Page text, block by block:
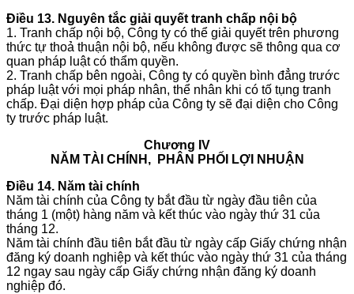
Điều 13. Nguyên tắc giải quyết tranh chấp nội bộ
1. Tranh chấp nội bộ, Công ty có thể giải quyết trên phương
thức tự thoả thuận nội bộ, nếu không được sẽ thông qua cơ
quan pháp luật có thẩm quyền.
2. Tranh chấp bên ngoài, Công ty có quyền bình đẳng trước
pháp luật với mọi pháp nhân, thể nhân khi có tố tụng tranh
chấp. Đại diện hợp pháp của Công ty sẽ đại diện cho Công
ty trước pháp luật.
Chương IV
NĂM TÀI CHÍNH, PHÂN PHỐI LỢI NHUẬN
Điều 14. Năm tài chính
Năm tài chính của Công ty bắt đầu từ ngày đầu tiên của
tháng 1 (một) hàng năm và kết thúc vào ngày thứ 31 của
tháng 12.
Năm tài chính đầu tiên bắt đầu từ ngày cấp Giấy chứng nhận
đăng ký doanh nghiệp và kết thúc vào ngày thứ 31 của tháng
12 ngay sau ngày cấp Giấy chứng nhận đăng ký doanh
nghiệp đó.